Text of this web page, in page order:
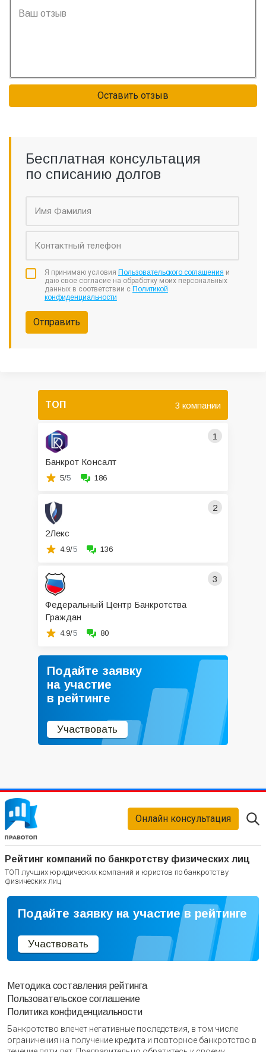
Оставить отзыв
Бесплатная консультация
по списанию долгов
Я принимаю условия Пользовательского соглашения и
даю свое согласие на обработку моих персональных
данных в соответствии с Политикой
конфиденциальности
Отправить
ТОП 3 компании
1
Банкрот Консалт
5/5 186
2
2Лекс
4.9/5 136
3
Федеральный Центр Банкротства
Граждан
4.9/5 80
Подайте заявку
на участие
в рейтинге
Участвовать
Рейтинг компаний по банкротству физических лиц
ТОП лучших юридических компаний и юристов по банкротству
физических лиц
Онлайн консультация
Подайте заявку на участие в рейтинге
Участвовать
Методика составления рейтинга
Пользовательское соглашение
Политика конфиденциальности
Банкротство влечет негативные последствия, в том числе
ограничения на получение кредита и повторное банкротство в